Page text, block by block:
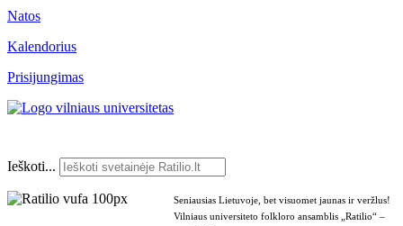
Natos
Kalendorius
Prisijungimas
Ieškoti...
Seniausias Lietuvoje, bet visuomet jaunas ir veržlus!
Vilniaus universiteto folkloro ansamblis „Ratilio“ –